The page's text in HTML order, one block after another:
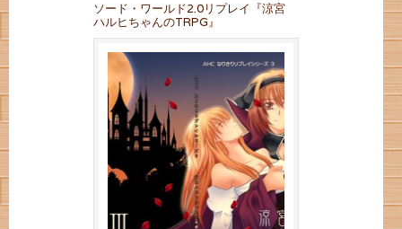
ソード・ワールド2.0リプレイ『涼宮
ハルヒちゃんのTRPG』